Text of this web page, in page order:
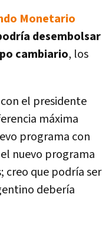
Monetario
desembolsar
cambiario, los
el presidente
máxima
programa con
nuevo programa
creo que podría ser
debería